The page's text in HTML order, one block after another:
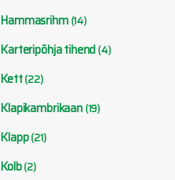
Hammasrihm (14)
Karteripõhja tihend (4)
Kett(22)
Klapikambrikaan (19)
Klapp(21)
Kolb(2)